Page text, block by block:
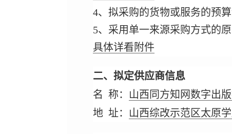
4、拟采购的货物或服务的预算
5、采用单一来源采购方式的原
具体详看附件
二、拟定供应商信息
名 称： 山西同方知网数字出
地 址： 山西综改示范区太原